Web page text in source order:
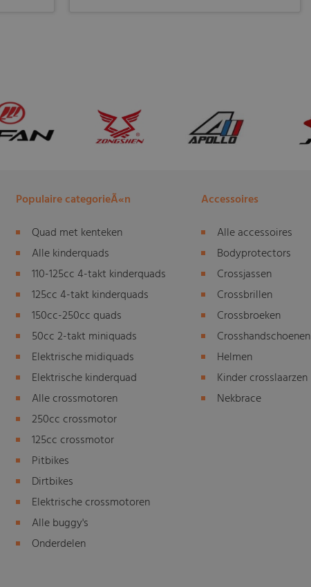
Populaire categorieÃ«n
Quad met kenteken
Alle kinderquads
110-125cc 4-takt kinderquads
125cc 4-takt kinderquads
150cc-250cc quads
50cc 2-takt miniquads
Elektrische midiquads
Elektrische kinderquad
Alle crossmotoren
250cc crossmotor
125cc crossmotor
Pitbikes
Dirtbikes
Elektrische crossmotoren
Alle buggy's
Onderdelen
Accessoires
Alle accessoires
Bodyprotectors
Crossjassen
Crossbrillen
Crossbroeken
Crosshandschoenen
Helmen
Kinder crosslaarzen
Nekbrace